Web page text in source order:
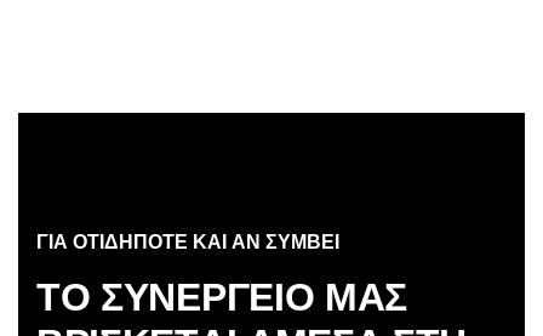
ΓΙΑ ΟΤΙΔΗΠΟΤΕ ΚΑΙ ΑΝ ΣΥΜΒΕΙ
ΤΟ ΣΥΝΕΡΓΕΙΟ ΜΑΣ